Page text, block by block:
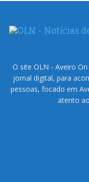
O site OLN - Aveiro
jornal digital, para
pessoas, focado em
atento